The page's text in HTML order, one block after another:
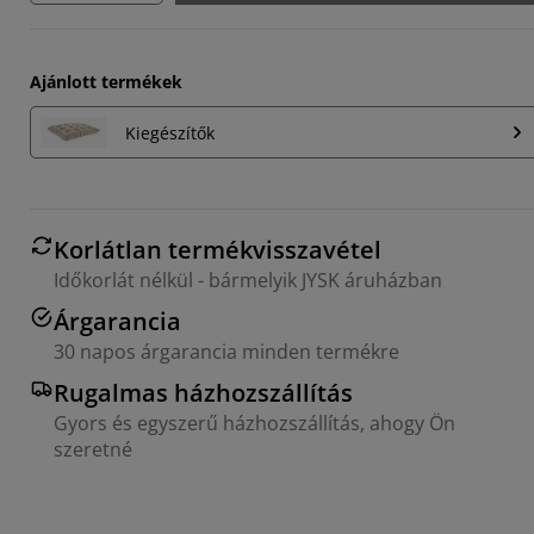
Ajánlott termékek
Kiegészítők
Korlátlan termékvisszavétel
Időkorlát nélkül - bármelyik JYSK áruházban
Árgarancia
30 napos árgarancia minden termékre
Rugalmas házhozszállítás
Gyors és egyszerű házhozszállítás, ahogy Ön
szeretné